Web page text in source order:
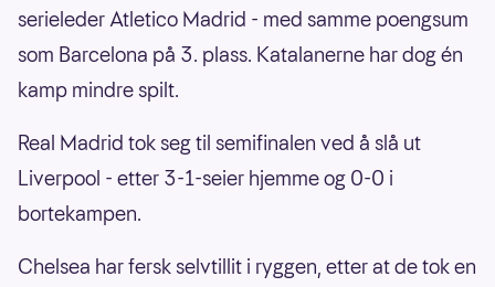
serieleder Atletico Madrid - med samme poengsum
som Barcelona på 3. plass. Katalanerne har dog én
kamp mindre spilt.
Real Madrid tok seg til semifinalen ved å slå ut
Liverpool - etter 3-1-seier hjemme og 0-0 i
bortekampen.
Chelsea har fersk selvtillit i ryggen, etter at de tok en